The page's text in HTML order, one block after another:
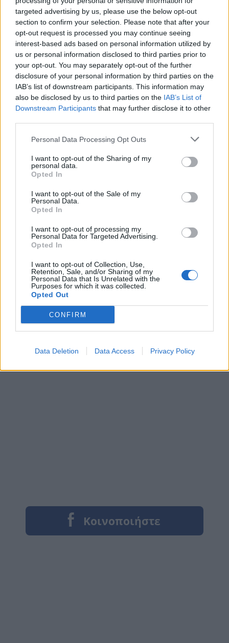
targeted advertising by us, please use the below opt-out
section to confirm your selection. Please note that after your
opt-out request is processed you may continue seeing
interest-based ads based on personal information utilized by
us or personal information disclosed to third parties prior to
your opt-out. You may separately opt-out of the further
disclosure of your personal information by third parties on the
IAB’s list of downstream participants. This information may
also be disclosed by us to third parties on the IAB’s List of
Downstream Participants that may further disclose it to other
Personal Data Processing Opt Outs
I want to opt-out of the Sharing of my
personal data.
Opted In
I want to opt-out of the Sale of my
Personal Data.
Opted In
I want to opt-out of processing my
Personal Data for Targeted Advertising.
Opted In
I want to opt-out of Collection, Use,
Retention, Sale, and/or Sharing of my
Personal Data that Is Unrelated with the
Purposes for which it was collected.
Opted Out
CONFIRM
Data Deletion Data Access Privacy Policy
παρεξήγηση.Η καταγωγή μου είναι
ελληνική, δεν ξέρω πως πολλοί άνθρωποι
πιστεύουν το αντίθετο. Δεν χρειάστηκε ποτέ να
έρθω στη δύσκολη θέση που έρχονται
άνθρωποι που έχουν όντως φάει ρατσισμό… Ο
ρατσισμός είναι η πρόθεση. Είναι κρίμα και για
τους Αλβανούς που ήρθαν τότε, που άνοιξαν
τα σύνορα. Γιατί πιστεύετε ότι ένας Αλβανός
έφαγε ρατσισμός. Όλοι είναι υπερήφανοι για
την καταγωγή τους, μέχρι που να έρθει
κάποιος που να τους τη μετατρέψει σε
αδυναμία. Θες να ανήκεις κάπου. Παράξενη
κατάσταση ο ρατσισμός. Αλλά σε σκληραίνει,
ευαίσθητος. Μαθαίνεις να ελίσσεσαι, να είσαι
πιο δυνατός”.